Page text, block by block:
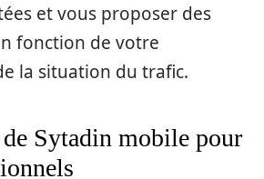
et vous proposer des
fonction de votre
la situation du trafic.
de Sytadin mobile pour